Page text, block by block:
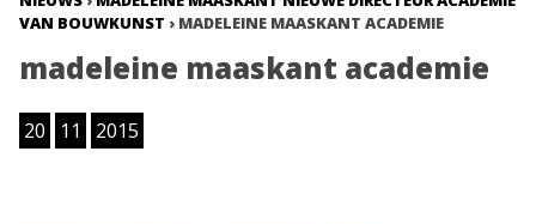
VAN BOUWKUNST › MADELEINE MAASKANT ACADEMIE
madeleine maaskant academie
20 11 2015